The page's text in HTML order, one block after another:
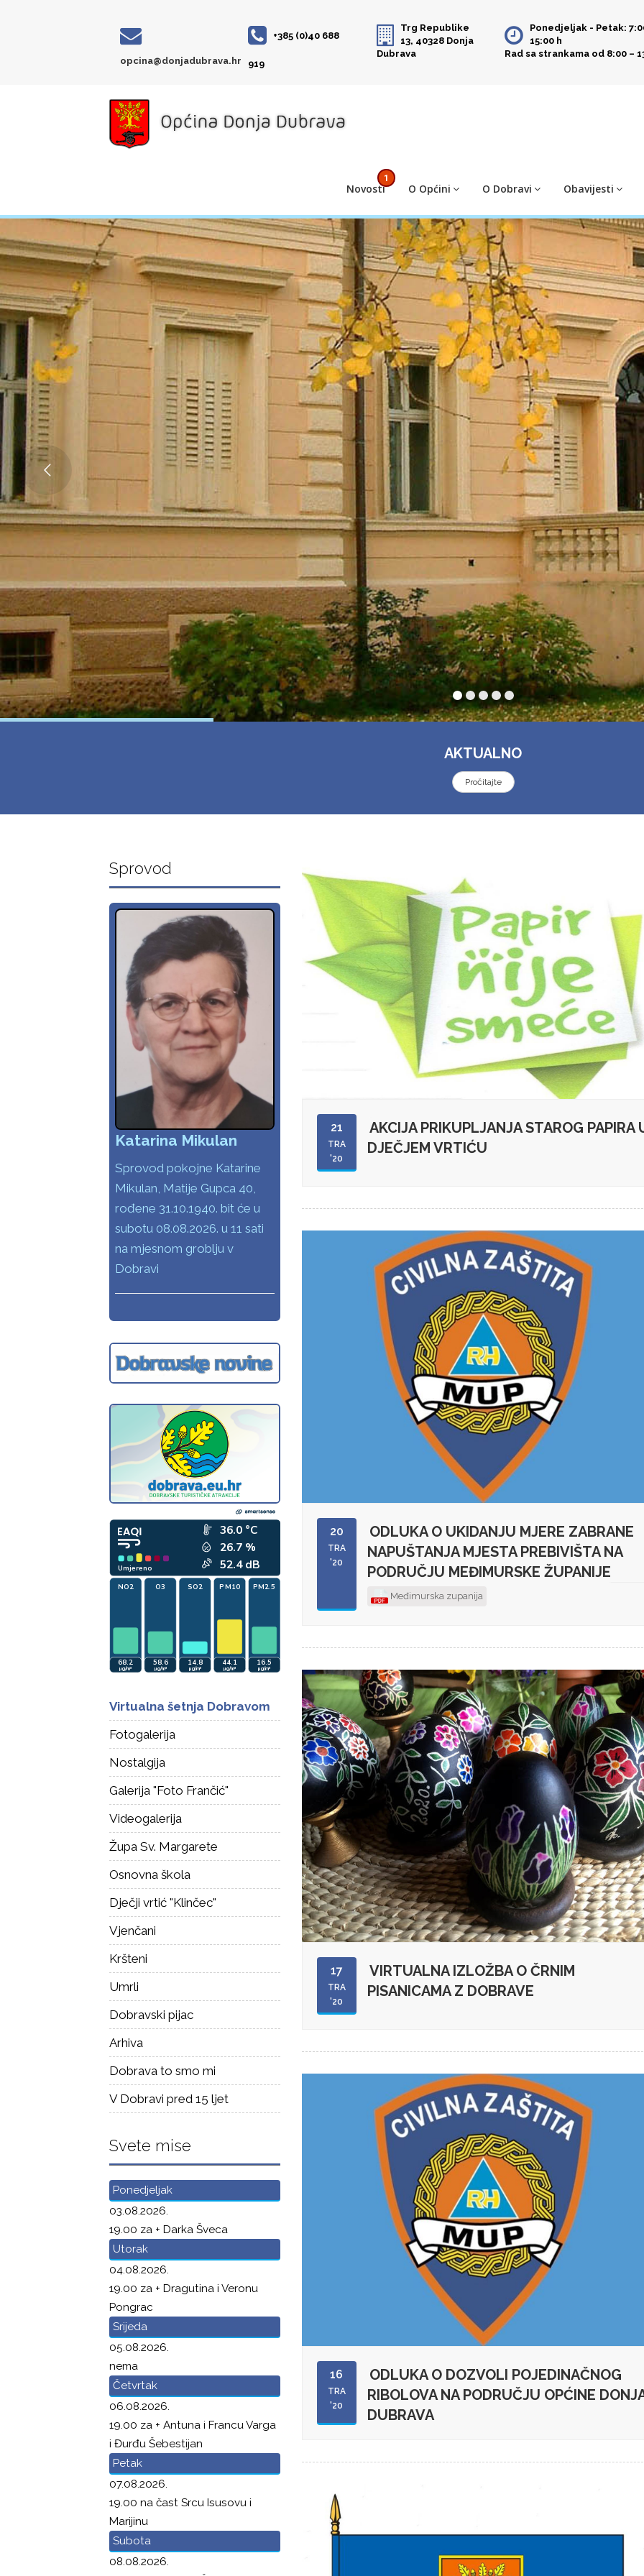
opcina@donjadubrava.hr
+385 (0)40 688
919
Trg Republike
13, 40328 Donja
Dubrava
Ponedjeljak - Petak:
15:00 h
Rad sa strankama od 8:00 –
Novosti
1
O Općini O Dobravi Obavijesti
AKTUALNO
Pročitajte
Sprovod
Katarina Mikulan
Sprovod pokojne Katarine
Mikulan, Matije Gupca 40,
rođene 31.10.1940. bit će u
subotu 08.08.2026. u 11 sati
na mjesnom groblju v
Dobravi
Virtualna šetnja Dobravom
Fotogalerija
Nostalgija
Galerija "Foto Frančić"
Videogalerija
Župa Sv. Margarete
Osnovna škola
Dječji vrtić "Klinčec"
Vjenčani
Kršteni
Umrli
Dobravski pijac
Arhiva
Dobrava to smo mi
V Dobravi pred 15 ljet
Svete mise
Ponedjeljak
03.08.2026.
19.00 za + Darka Šveca
Utorak
04.08.2026.
19.00 za + Dragutina i Veronu
Pongrac
Srijeda
05.08.2026.
nema
Četvrtak
06.08.2026.
19.00 za + Antuna i Francu Varga
i Đurđu Šebestijan
Petak
07.08.2026.
19.00 na čast Srcu Isusovu i
Marijinu
Subota
08.08.2026.
21
TRA
'20
AKCIJA PRIKUPLJANJA STAROG PAPIRA
DJEČJEM VRTIĆU
20
TRA
'20
ODLUKA O UKIDANJU MJERE ZABRANE
NAPUŠTANJA MJESTA PREBIVIŠTA NA
PODRUČJU MEĐIMURSKE ŽUPANIJE
Međimurska zupanija
17
TRA
'20
VIRTUALNA IZLOŽBA O ČRNIM
PISANICAMA Z DOBRAVE
16
TRA
'20
ODLUKA O DOZVOLI POJEDINAČNOG
RIBOLOVA NA PODRUČJU OPĆINE
DUBRAVA